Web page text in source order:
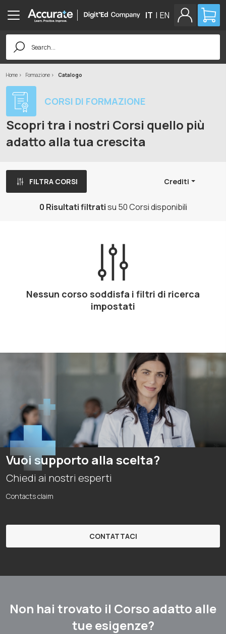
IT | EN
Search
for:
Home Formazione Catalogo
CORSI DI FORMAZIONE
Scopri tra i nostri Corsi quello più
adatto alla tua crescita
FILTRA CORSI Crediti
0 Risultati filtratisu 50 Corsi disponibili
Nessun corso soddisfa i filtri di ricerca
impostati
Vuoi supporto alla scelta?
Chiedi ai nostri esperti
Contacts claim
CONTATTACI
Non hai trovato il Corso adatto alle
tue esigenze?